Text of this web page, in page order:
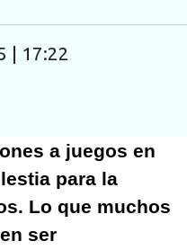
| 17:22
a juegos en
para la
Lo que muchos
ser